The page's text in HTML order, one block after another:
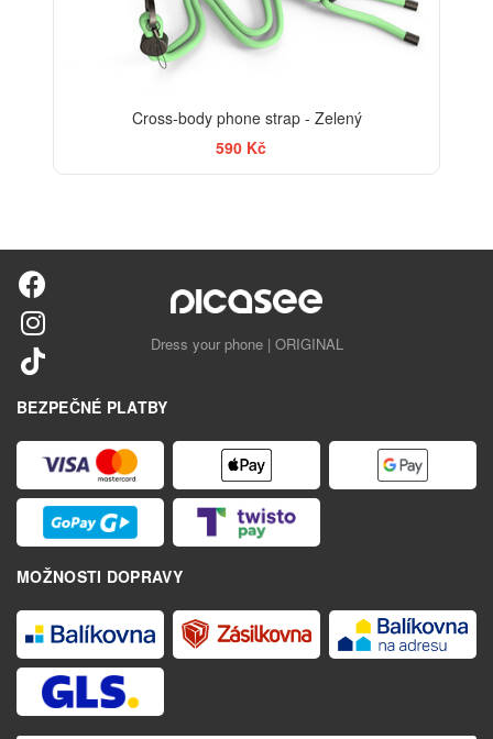
Cross-body phone strap - Zelený
590 Kč
Dress your phone | ORIGINAL
BEZPEČNÉ PLATBY
MOŽNOSTI DOPRAVY